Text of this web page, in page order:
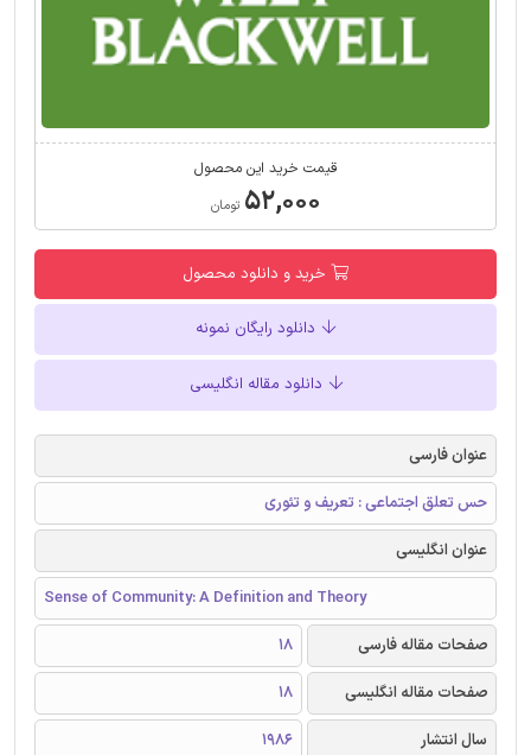
قیمت خرید این محصول
۵۲,۰۰۰ تومان
خرید و دانلود محصول
دانلود رایگان نمونه
دانلود مقاله انگلیسی
عنوان فارسی
حس تعلق اجتماعی : تعریف و تئوری
عنوان انگلیسی
Sense of Community: A Definition and Theory
صفحات مقاله فارسی
18
صفحات مقاله انگلیسی
18
سال انتشار
1986